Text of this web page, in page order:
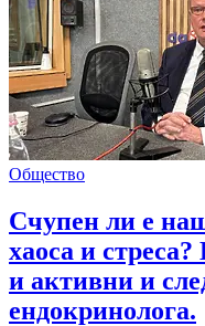
Общество
Счупен ли е
хаоса и
и активни и
ендокринолога.